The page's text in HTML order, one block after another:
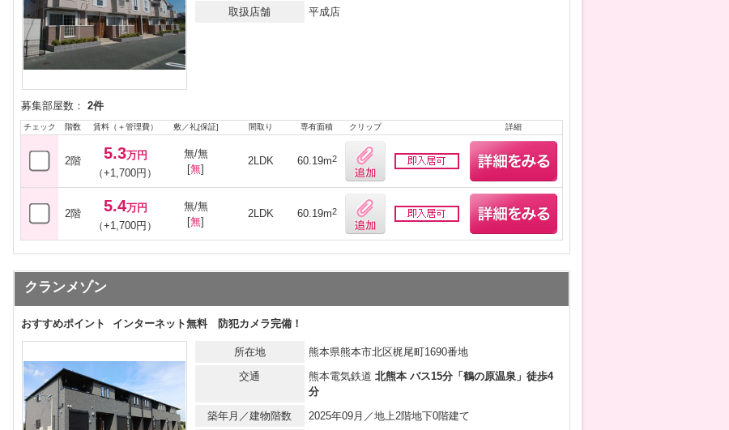
取扱店舗
平成店
募集部屋数： 2件
チェック 階数 賃料（＋管理費） 敷／礼[保証] 間取り 専有面積 クリップ 詳細
2階 5.3万円
（+1,700円）
無/無
[無]
2LDK 60.19m2
2階 5.4万円
（+1,700円）
無/無
[無]
2LDK 60.19m2
クランメゾン
おすすめポイント インターネット無料 防犯カメラ完備！
所在地
熊本県熊本市北区梶尾町1690番地
交通
熊本電気鉄道 北熊本 バス15分「鶴の原温泉」徒歩4
分
築年月／建物階数
2025年09月／地上2階地下0階建て